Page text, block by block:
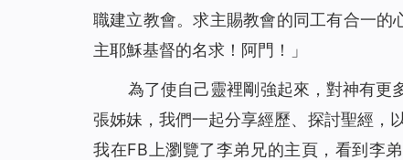
職建立教會。求主賜教會的同工有合一
主耶穌基督的名求！阿門！」
為了使自己靈裡剛強起來，對神有更
張姊妹，我們一起分享經歷、探討聖經，
我在FB上瀏覽了李弟兄的主頁，看到李